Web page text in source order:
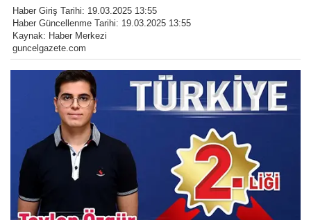
Haber Giriş Tarihi: 19.03.2025 13:55
Haber Güncellenme Tarihi: 19.03.2025 13:55
Kaynak: Haber Merkezi
guncelgazete.com